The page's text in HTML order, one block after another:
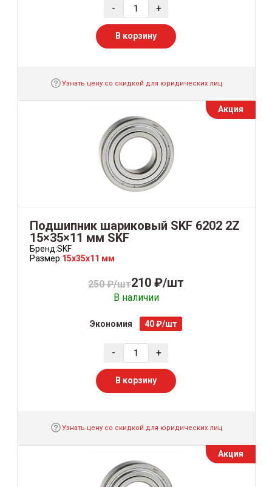
- +
В корзину
Узнать цену со скидкой для юридических лиц
Акция
Подшипник шариковый SKF 6202 2Z
15×35×11 мм SKF
Бренд:SKF
Размер:15x35x11 мм
250 ₽/шт210 ₽/шт
В наличии
Экономия 40 ₽/шт
- +
В корзину
Узнать цену со скидкой для юридических лиц
Акция